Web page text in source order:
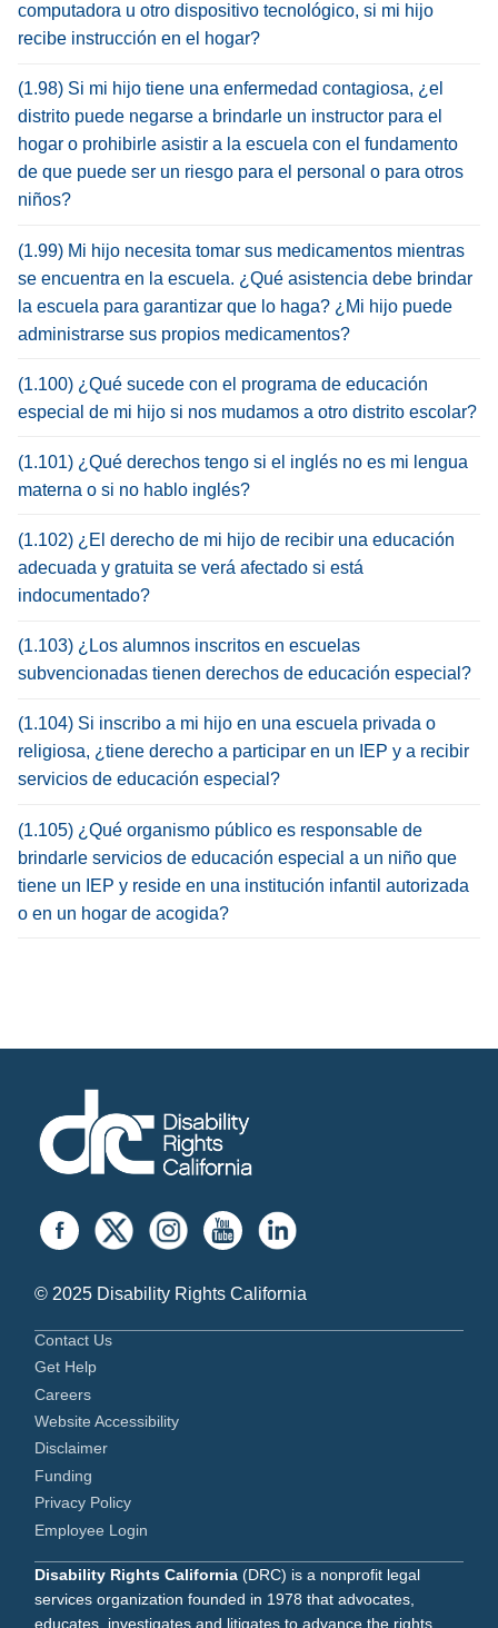
computadora u otro dispositivo tecnológico, si mi hijo
recibe instrucción en el hogar?
(1.98) Si mi hijo tiene una enfermedad contagiosa, ¿el
distrito puede negarse a brindarle un instructor para el
hogar o prohibirle asistir a la escuela con el fundamento
de que puede ser un riesgo para el personal o para otros
niños?
(1.99) Mi hijo necesita tomar sus medicamentos mientras
se encuentra en la escuela. ¿Qué asistencia debe brindar
la escuela para garantizar que lo haga? ¿Mi hijo puede
administrarse sus propios medicamentos?
(1.100) ¿Qué sucede con el programa de educación
especial de mi hijo si nos mudamos a otro distrito escolar?
(1.101) ¿Qué derechos tengo si el inglés no es mi lengua
materna o si no hablo inglés?
(1.102) ¿El derecho de mi hijo de recibir una educación
adecuada y gratuita se verá afectado si está
indocumentado?
(1.103) ¿Los alumnos inscritos en escuelas
subvencionadas tienen derechos de educación especial?
(1.104) Si inscribo a mi hijo en una escuela privada o
religiosa, ¿tiene derecho a participar en un IEP y a recibir
servicios de educación especial?
(1.105) ¿Qué organismo público es responsable de
brindarle servicios de educación especial a un niño que
tiene un IEP y reside en una institución infantil autorizada
o en un hogar de acogida?
© 2025 Disability Rights California
Contact Us
Get Help
Careers
Website Accessibility
Disclaimer
Funding
Privacy Policy
Employee Login
Disability Rights California (DRC) is a nonprofit legal
services organization founded in 1978 that advocates,
educates, investigates and litigates to advance the rights,